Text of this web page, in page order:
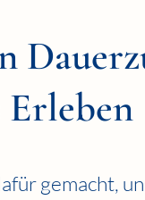
gemacht,